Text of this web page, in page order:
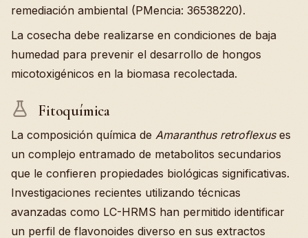
remediación ambiental (PMencia: 36538220).
La cosecha debe realizarse en condiciones de baja
humedad para prevenir el desarrollo de hongos
micotoxigénicos en la biomasa recolectada.
Fitoquímica
La composición química de Amaranthus retroflexuses
un complejo entramado de metabolitos secundarios
que le confieren propiedades biológicas significativas.
Investigaciones recientes utilizando técnicas
avanzadas como LC-HRMS han permitido identificar
un perfil de flavonoides diverso en sus extractos